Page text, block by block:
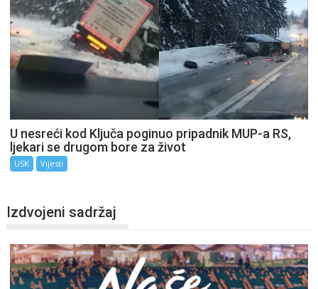
U nesreći kod Ključa poginuo pripadnik MUP-a RS,
ljekari se drugom bore za život
USK Vijesti
Izdvojeni sadržaj